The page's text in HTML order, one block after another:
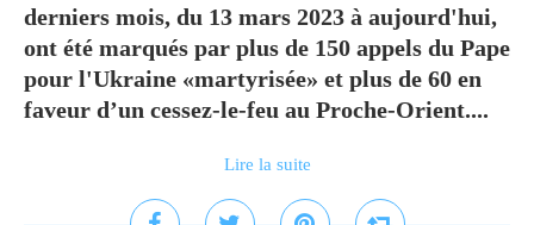
derniers mois, du 13 mars 2023 à aujourd'hui,
ont été marqués par plus de 150 appels du Pape
pour l'Ukraine «martyrisée» et plus de 60 en
faveur d’un cessez-le-feu au Proche-Orient....
Lire la suite